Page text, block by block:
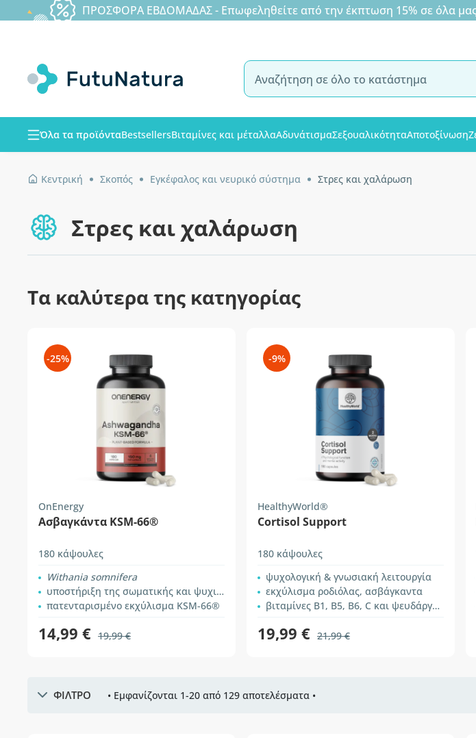
ΠΡΟΣΦΟΡΑ ΕΒΔΟΜΑΔΑΣ - Επωφεληθείτε από την έκπτωση 15% σε όλα
Όλα τα προϊόνταBestsellersΒιταμίνες και μέταλλαΑδυνάτισμαΣεξουαλικότηταΑποτοξίνωση
Κεντρική Σκοπός Εγκέφαλος και νευρικό σύστημα Στρες και χαλάρωση
Στρες και χαλάρωση
Τα καλύτερα της κατηγορίας
-25%
OnEnergy
Ασβαγκάντα KSM-66®
180 κάψουλες
Withania somnifera
υποστήριξη της σωματικής και ψυχικής απόδοσης
πατενταρισμένο εκχύλισμα KSM-66®
14,99 € 19,99 €
-9%
HealthyWorld®
Cortisol Support
180 κάψουλες
ψυχολογική & γνωσιακή λειτουργία
εκχύλισμα ροδιόλας, ασβάγκαντα
βιταμίνες B1, B5, B6, C και ψευδάργυρος
19,99 € 21,99 €
ΦΙΛΤΡΟ • Εμφανίζονται 1-20 από 129 αποτελέσματα •